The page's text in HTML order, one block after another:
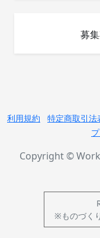
募
利用規約 特定商取引法
Copyright ©
※ものづく